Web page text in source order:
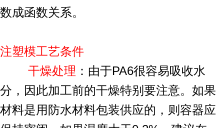
数成函数关系。
注塑模工艺条件
干燥处理 ：由于PA6很容易吸收水
分，因此加工前的干燥特别要注意。如果
材料是用防水材料包装供应的，则容器应